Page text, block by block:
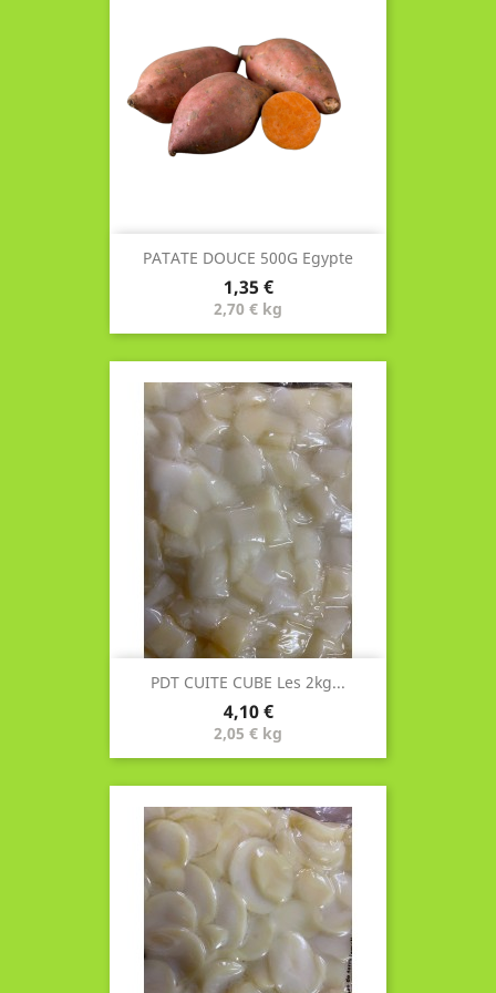
PATATE DOUCE 500G Egypte
Prix
1,35 €
2,70 € kg
PDT CUITE CUBE Les 2kg...
Prix
4,10 €
2,05 € kg